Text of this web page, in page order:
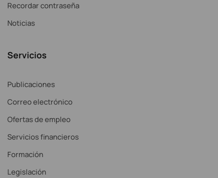
Recordar contraseña
Noticias
Servicios
Publicaciones
Correo electrónico
Ofertas de empleo
Servicios financieros
Formación
Legislación